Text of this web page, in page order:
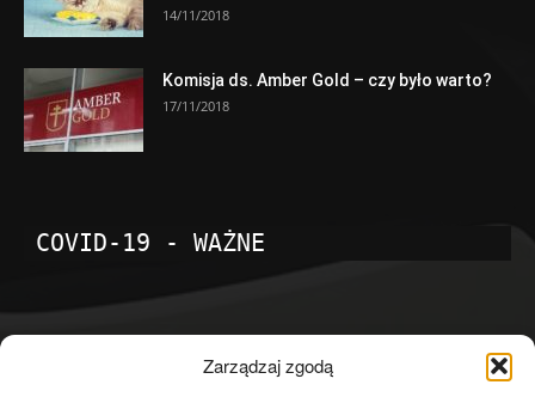
Zarządzaj zgodą
14/11/2018
Komisja ds. Amber Gold – czy było warto?
17/11/2018
COVID-19 - WAŻNE